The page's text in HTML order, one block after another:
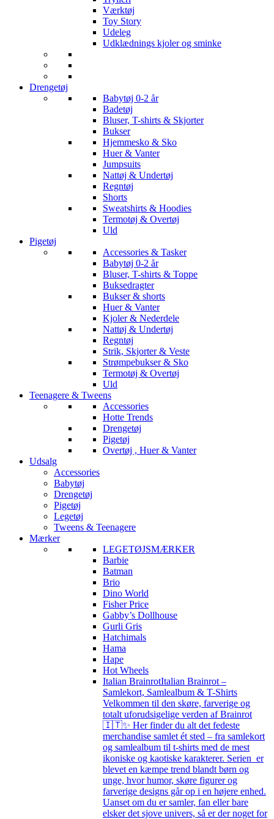
Værktøj
Toy Story
Udeleg
Udklædnings kjoler og sminke
Drengetøj
Babytøj 0-2 år
Badetøj
Bluser, T-shirts & Skjorter
Bukser
Hjemmesko & Sko
Huer & Vanter
Jumpsuits
Nattøj & Undertøj
Regntøj
Shorts
Sweatshirts & Hoodies
Termotøj & Overtøj
Uld
Pigetøj
Accessories & Tasker
Babytøj 0-2 år
Bluser, T-shirts & Toppe
Buksedragter
Bukser & shorts
Huer & Vanter
Kjoler & Nederdele
Nattøj & Undertøj
Regntøj
Strik, Skjorter & Veste
Strømpebukser & Sko
Termotøj & Overtøj
Uld
Teenagere & Tweens
Accessories
Hotte Trends
Drengetøj
Pigetøj
Overtøj , Huer & Vanter
Udsalg
Accessories
Babytøj
Drengetøj
Pigetøj
Legetøj
Tweens & Teenagere
Mærker
LEGETØJSMÆRKER
Barbie
Batman
Brio
Dino World
Fisher Price
Gabby’s Dollhouse
Gurli Gris
Hatchimals
Hama
Hape
Hot Wheels
Italian BrainrotItalian Brainrot –
Samlekort, Samlealbum & T-Shirts
Velkommen til den skøre, farverige og
totalt uforudsigelige verden af Brainrot
🇮🇹✨ Her finder du alt det fedeste
merchandise samlet ét sted – fra samlekort
og samlealbum til t-shirts med de mest
ikoniske og kaotiske karakterer. Serien er
blevet en kæmpe trend blandt børn og
unge, hvor humor, skøre figurer og
farverige designs går op i en højere enhed.
Uanset om du er samler, fan eller bare
elsker det sjove univers, så er der noget for